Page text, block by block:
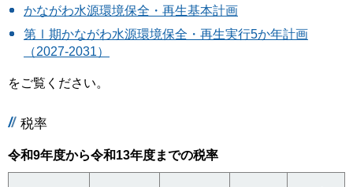
かながわ水源環境保全・再生基本計画
第Ⅰ期かながわ水源環境保全・再生実行5か年計画
（2027-2031）
をご覧ください。
税率
令和9年度から令和13年度までの税率